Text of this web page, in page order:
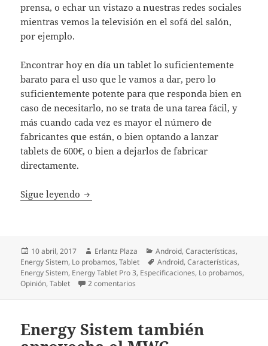
prensa, o echar un vistazo a nuestras redes sociales
mientras vemos la televisión en el sofá del salón,
por ejemplo.
Encontrar hoy en día un tablet lo suficientemente
barato para el uso que le vamos a dar, pero lo
suficientemente potente para que responda bien en
caso de necesitarlo, no se trata de una tarea fácil, y
más cuando cada vez es mayor el número de
fabricantes que están, o bien optando a lanzar
tablets de 600€, o bien a dejarlos de fabricar
directamente.
Sigue leyendo Energy Tablet Pro 3, todo lo que necesitas
Publicado
el
10 abril, 2017 Autor
Erlantz Plaza Categorías
Android,Características,
Energy Sistem, Lo probamos,Tablet Etiquetas
Android,Características,
Energy Sistem, Energy Tablet Pro 3, Especificaciones, Lo probamos,
Opinión,Tablet 2 comentarios
Energy Sistem también